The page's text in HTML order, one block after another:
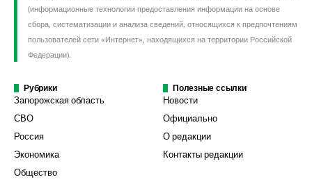
(информационные технологии предоставления информации на основе
сбора, систематизации и анализа сведений, относящихся к предпочтениям
пользователей сети «Интернет», находящихся на территории Российской
Федерации).
Рубрики
Запорожская область
СВО
Россия
Экономика
Общество
Полезные ссылки
Новости
Официально
О редакции
Контакты редакции